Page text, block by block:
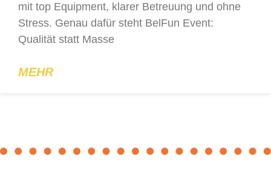
mit top Equipment, klarer Betreuung und ohne
Stress. Genau dafür steht BelFun Event:
Qualität statt Masse
MEHR